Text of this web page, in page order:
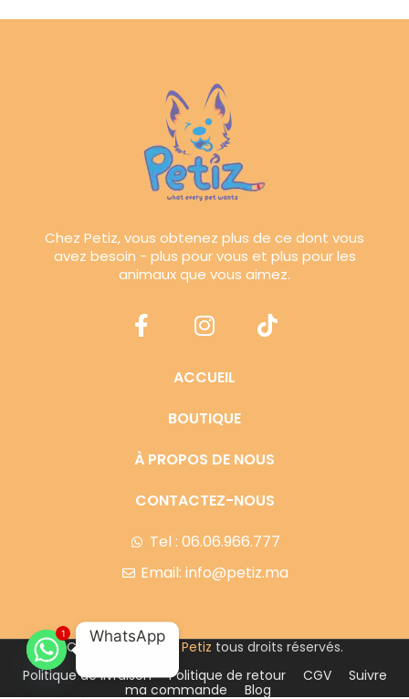
Chez Petiz, vous obtenez plus de ce dont vous
avez besoin - plus pour vous et plus pour les
animaux que vous aimez.
ACCUEIL
BOUTIQUE
À PROPOS DE NOUS
CONTACTEZ-NOUS
Tel : 06.06.966.777
Email: info@petiz.ma
Copyright © 2023 Petiz tous droits réservés.
Politique de livraison
Politique de retour CGV
Suivre
ma commande
Blog
1 WhatsApp